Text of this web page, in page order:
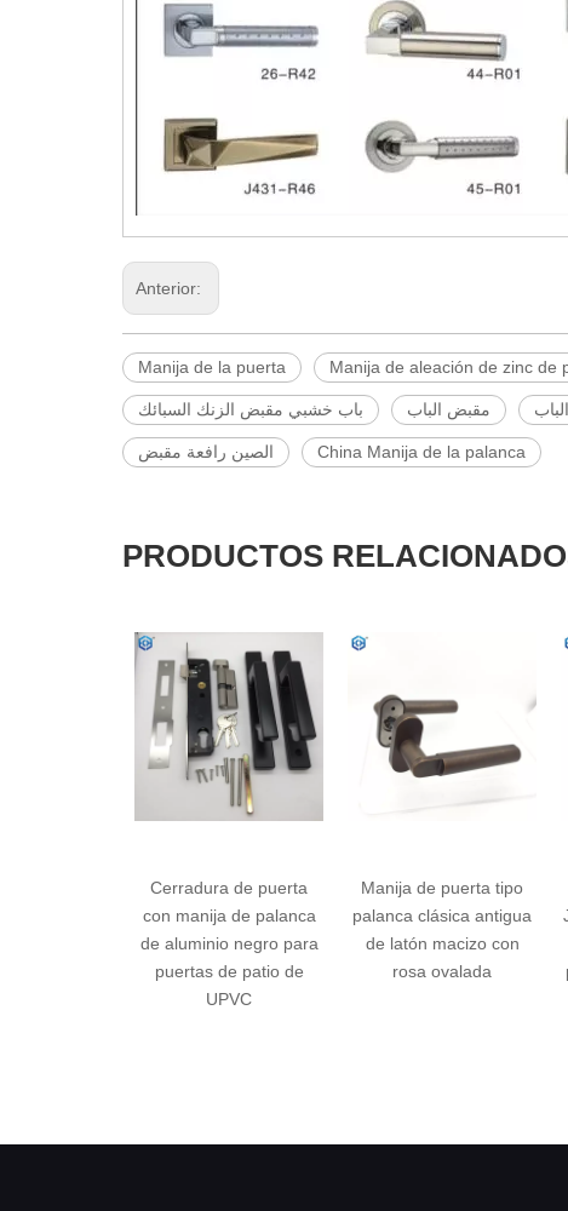
Anterior:
Manija de la puerta Manija de aleación de zinc de
باب خشبي مقبض الزنك السبائك مقبض الباب
الصين رافعة مقبض China Manija de la palanca
PRODUCTOS
Manija de puerta tipo
palanca clásica antigua
de latón macizo con
rosa ovalada
Acabados especiales
Juego de cerradura con
manija de palanca de
puerta interior de acero